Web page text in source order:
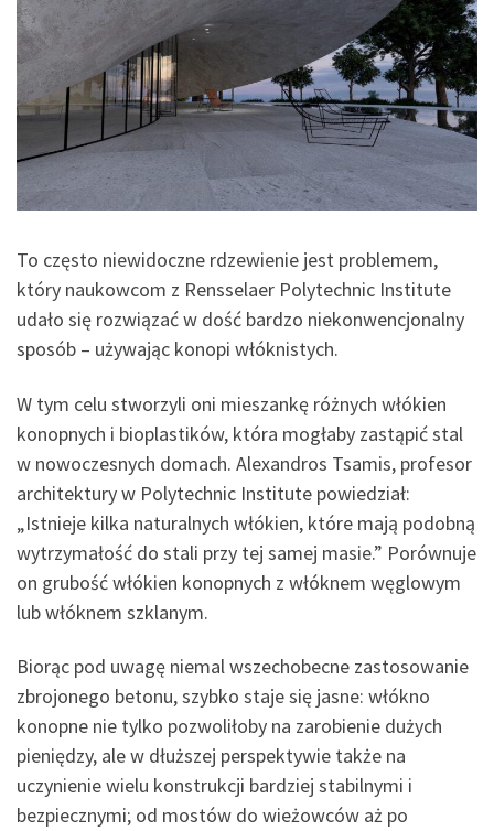
To często niewidoczne rdzewienie jest problemem,
który naukowcom z Rensselaer Polytechnic Institute
udało się rozwiązać w dość bardzo niekonwencjonalny
sposób – używając konopi włóknistych.
W tym celu stworzyli oni mieszankę różnych włókien
konopnych i bioplastików, która mogłaby zastąpić stal
w nowoczesnych domach. Alexandros Tsamis, profesor
architektury w Polytechnic Institute powiedział:
„Istnieje kilka naturalnych włókien, które mają podobną
wytrzymałość do stali przy tej samej masie.” Porównuje
on grubość włókien konopnych z włóknem węglowym
lub włóknem szklanym.
Biorąc pod uwagę niemal wszechobecne zastosowanie
zbrojonego betonu, szybko staje się jasne: włókno
konopne nie tylko pozwoliłoby na zarobienie dużych
pieniędzy, ale w dłuższej perspektywie także na
uczynienie wielu konstrukcji bardziej stabilnymi i
bezpiecznymi; od mostów do wieżowców aż po